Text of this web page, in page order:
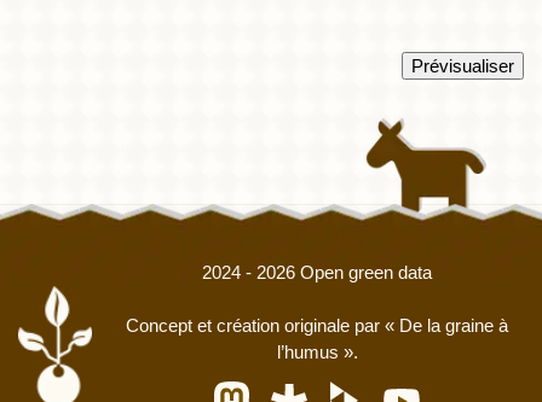
2024 - 2026 Open green data
Concept et création originale par « De la graine à
l’humus ».